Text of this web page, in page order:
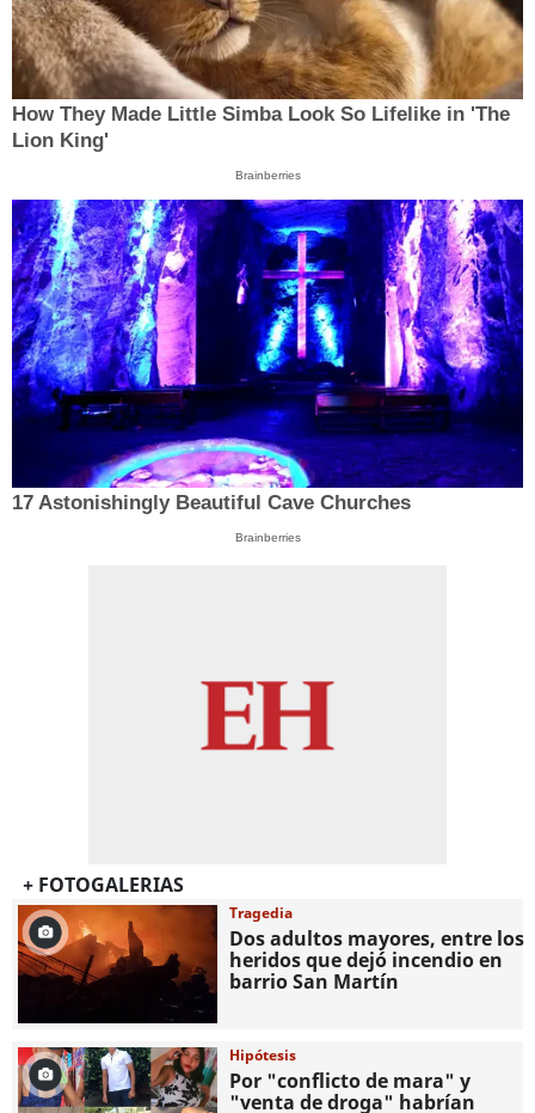
How They Made Little Simba Look So Lifelike in 'The
Lion King'
Brainberries
17 Astonishingly Beautiful Cave Churches
Brainberries
+ FOTOGALERIAS
Tragedia
Dos adultos mayores, entre los
heridos que dejó incendio en
barrio San Martín
Hipótesis
Por "conflicto de mara" y
"venta de droga" habrían